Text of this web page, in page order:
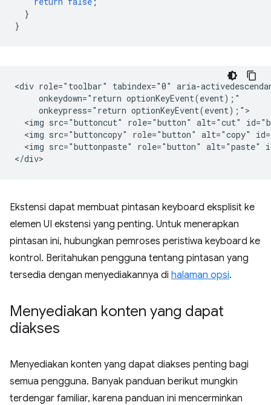
}
}
<div role="toolbar" tabindex="0" aria-
     onkeydown="return optionKeyEvent(event);"
     onkeypress="return optionKeyEvent(event);">
<img src="buttoncut" role="button" alt="cut"
<img src="buttoncopy" role="button" alt="copy"
<img src="buttonpaste" role="button" alt="paste"
Ekstensi dapat membuat pintasan keyboard eksplisit ke
elemen UI ekstensi yang penting. Untuk menerapkan
pintasan ini, hubungkan pemroses peristiwa keyboard ke
kontrol. Beritahukan pengguna tentang pintasan yang
tersedia dengan menyediakannya di halaman opsi.
Menyediakan konten yang dapat
diakses
Menyediakan konten yang dapat diakses penting bagi
semua pengguna. Banyak panduan berikut mungkin
terdengar familiar, karena panduan ini mencerminkan